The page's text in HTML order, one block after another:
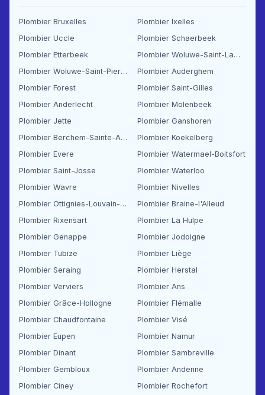
Plombier Bruxelles
Plombier Ixelles
Plombier Uccle
Plombier Schaerbeek
Plombier Etterbeek
Plombier Woluwe-Saint-Lambert
Plombier Woluwe-Saint-Pierre
Plombier Auderghem
Plombier Forest
Plombier Saint-Gilles
Plombier Anderlecht
Plombier Molenbeek
Plombier Jette
Plombier Ganshoren
Plombier Berchem-Sainte-Agathe
Plombier Koekelberg
Plombier Evere
Plombier Watermael-Boitsfort
Plombier Saint-Josse
Plombier Waterloo
Plombier Wavre
Plombier Nivelles
Plombier Ottignies-Louvain-la-Neuve
Plombier Braine-l'Alleud
Plombier Rixensart
Plombier La Hulpe
Plombier Genappe
Plombier Jodoigne
Plombier Tubize
Plombier Liège
Plombier Seraing
Plombier Herstal
Plombier Verviers
Plombier Ans
Plombier Grâce-Hollogne
Plombier Flémalle
Plombier Chaudfontaine
Plombier Visé
Plombier Eupen
Plombier Namur
Plombier Dinant
Plombier Sambreville
Plombier Gembloux
Plombier Andenne
Plombier Ciney
Plombier Rochefort